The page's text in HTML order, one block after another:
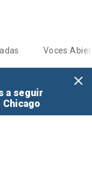
Voces
a seguir